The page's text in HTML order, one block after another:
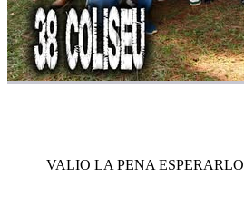
VALIO LA PENA ESPERARLO